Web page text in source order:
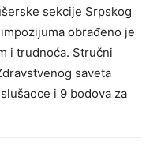
sekcije Srpskog
obrađeno je
i trudnoća. Stručni
saveta
i 9 bodova za